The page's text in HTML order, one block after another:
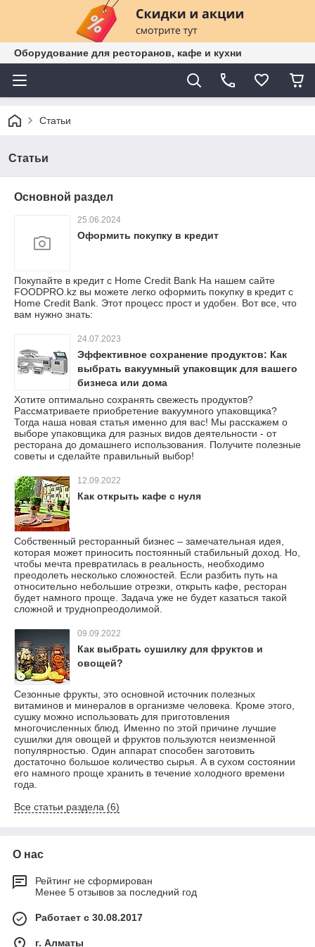
Оборудование для ресторанов, кафе и кухни
Статьи
Статьи
Основной раздел
25.06.2024
Оформить покупку в кредит
Покупайте в кредит с Home Credit Bank На нашем сайте
FOODPRO.kz вы можете легко оформить покупку в кредит с
Home Credit Bank. Этот процесс прост и удобен. Вот все, что
вам нужно знать:
24.07.2023
Эффективное сохранение продуктов: Как
выбрать вакуумный упаковщик для вашего
бизнеса или дома
Хотите оптимально сохранять свежесть продуктов?
Рассматриваете приобретение вакуумного упаковщика?
Тогда наша новая статья именно для вас! Мы расскажем о
выборе упаковщика для разных видов деятельности - от
ресторана до домашнего использования. Получите полезные
советы и сделайте правильный выбор!
12.09.2022
Как открыть кафе с нуля
Собственный ресторанный бизнес – замечательная идея,
которая может приносить постоянный стабильный доход. Но,
чтобы мечта превратилась в реальность, необходимо
преодолеть несколько сложностей. Если разбить путь на
относительно небольшие отрезки, открыть кафе, ресторан
будет намного проще. Задача уже не будет казаться такой
сложной и труднопреодолимой.
09.09.2022
Как выбрать сушилку для фруктов и
овощей?
Сезонные фрукты, это основной источник полезных
витаминов и минералов в организме человека. Кроме этого,
сушку можно использовать для приготовления
многочисленных блюд. Именно по этой причине лучшие
сушилки для овощей и фруктов пользуются неизменной
популярностью. Один аппарат способен заготовить
достаточно большое количество сырья. А в сухом состоянии
его намного проще хранить в течение холодного времени
года.
Все статьи раздела (6)
О нас
Рейтинг не сформирован
Менее 5 отзывов за последний год
Работает с 30.08.2017
г. Алматы